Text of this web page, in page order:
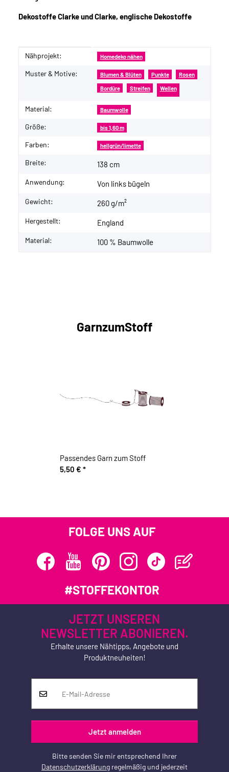
Dekostoffe Clarke und Clarke, englische Dekostoffe
Produkteigenschaft
Wert
Nähprojekt: Homedeko nähen
Muster & Motive: Blumen & Blüten Punkte Rosen
Bordüre Streifen Wellen
Material: Baumwolle
Größe: bis 1,60 m
Farben: hellgrün/limette
Breite: 138 cm
Anwendung: Von links bügeln
Gewicht: 260 g/m²
Hergestellt: England
Material: 100 % Baumwolle
GarnzumStoff
Passendes Garn zum Stoff
5,50 € *
FOLGE UNS AUF
#STOFFEKONTOR
JETZT UNSEREN
NEWSLETTER ABONIEREN.
Erhalte unsere Nähtipps, Angebote und
Produktneuheiten!
Jetzt anmelden
Bitte senden Sie mir entsprechend Ihrer
Datenschutzerklärung regelmäßig und jederzeit